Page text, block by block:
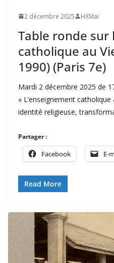
2 décembre 2025 HXMai
Table ronde sur
catholique au
1990) (Paris 7e)
Mardi 2 décembre 2025 de
« L’enseignement
identité religieuse,
Partager :
Facebook E-
Read More